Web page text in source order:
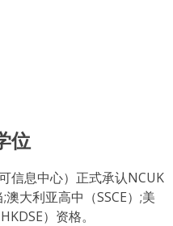
位
信息中心）正式承认NCUK
大利亚高中（SSCE）;美
）资格。